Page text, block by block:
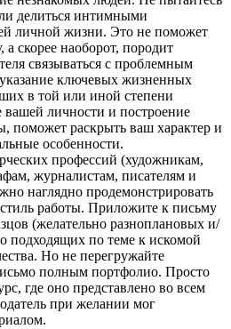
делиться интимными
личной жизни. Это не поможет
а скорее наоборот, породит
связываться с проблемным
ключевых жизненных
в той или иной степени
вашей личности и построение
поможет раскрыть ваш характер и
особенности.
профессий (художникам,
журналистам, писателям и
наглядно продемонстрировать
работы. Приложите к письму
(желательно разноплановых и/
подходящих по теме к искомой
Но не перегружайте
полным портфолио. Просто
где оно представлено во всем
при желании мог